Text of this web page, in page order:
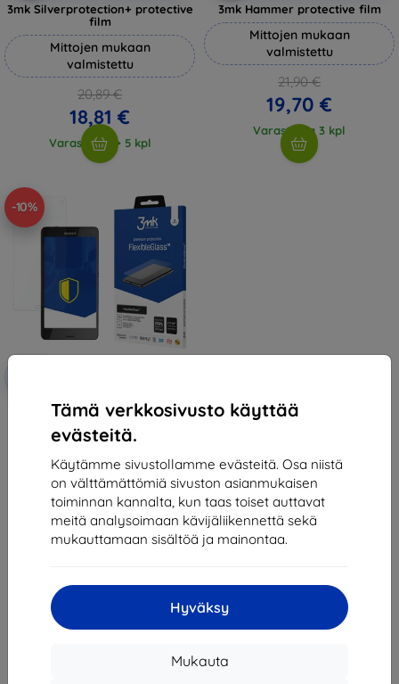
Tämä verkkosivusto käyttää
evästeitä.
Käytämme sivustollamme evästeitä. Osa niistä
on välttämättömiä sivuston asianmukaisen
toiminnan kannalta, kun taas toiset auttavat
meitä analysoimaan kävijäliikennettä sekä
mukauttamaan sisältöä ja mainontaa.
Hyväksy
Mukauta
3mk Silverprotection+ protective
film
Mittojen mukaan
valmistettu
20,89 €
18,81 €
Varastossa > 5 kpl
3mk Hammer protective film
Mittojen mukaan
valmistettu
21,90 €
19,70 €
Varastossa 3 kpl
-10%
3MK FlexibleGlass Sony Z3
Compact Hybrid Glass
12,90 €
11,61 €
Varastossa > 5 kpl
yhteensä5.